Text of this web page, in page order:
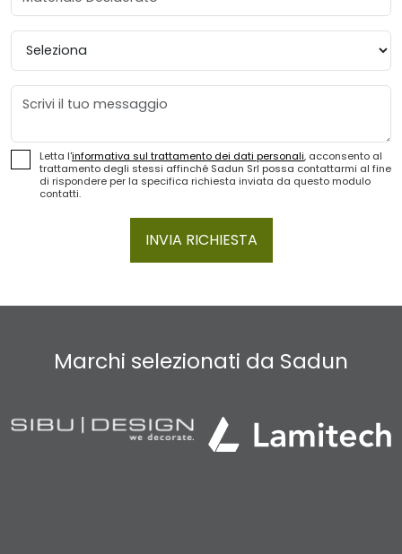
Provincia
Messaggio
Letta l'informativa sul trattamento dei dati personali, acconsento al
trattamento degli stessi affinché Sadun Srl possa contattarmi al fine
di rispondere per la specifica richiesta inviata da questo modulo
contatti.
INVIA RICHIESTA
Marchi selezionati da Sadun